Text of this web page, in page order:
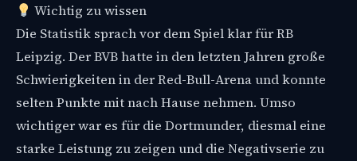
Wichtig zu wissen
Die Statistik sprach vor dem Spiel klar für RB
Leipzig. Der BVB hatte in den letzten Jahren große
Schwierigkeiten in der Red-Bull-Arena und konnte
selten Punkte mit nach Hause nehmen. Umso
wichtiger war es für die Dortmunder, diesmal eine
starke Leistung zu zeigen und die Negativserie zu